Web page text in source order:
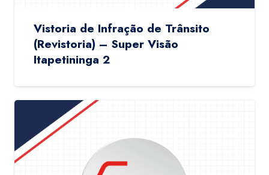
Vistoria de Infração de Trânsito
(Revistoria) – Super Visão
Itapetininga 2